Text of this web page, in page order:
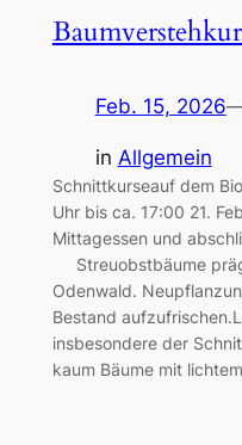
Feb. 15, 2026
in Allgemein
Schnittkurseauf dem
Uhr bis ca. 17:00 21.
Mittagessen und
Streuobstbäume
Odenwald.
Bestand
insbesondere der
kaum Bäume mit